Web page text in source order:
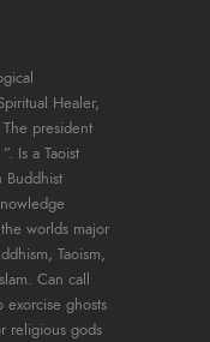
Healer,
president
Is a Taoist
Buddhist
worlds major
Taoism,
Can call
exorcise ghosts
religious gods